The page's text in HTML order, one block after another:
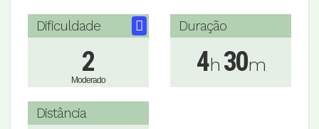
Dificuldade
2
Moderado
Duração
4h 30m
Distância